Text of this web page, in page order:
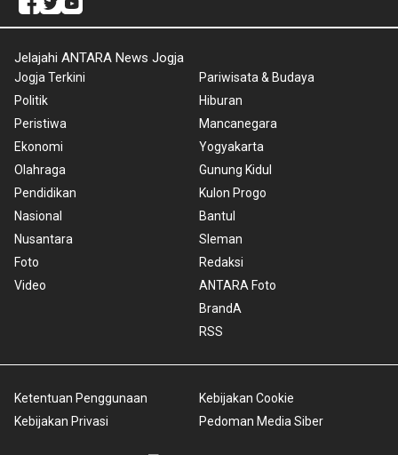
Jelajahi ANTARA News Jogja
Jogja Terkini
Politik
Peristiwa
Ekonomi
Olahraga
Pendidikan
Nasional
Nusantara
Foto
Video
Pariwisata & Budaya
Hiburan
Mancanegara
Yogyakarta
Gunung Kidul
Kulon Progo
Bantul
Sleman
Redaksi
ANTARA Foto
BrandA
RSS
Ketentuan Penggunaan
Kebijakan Privasi
Kebijakan Cookie
Pedoman Media Siber